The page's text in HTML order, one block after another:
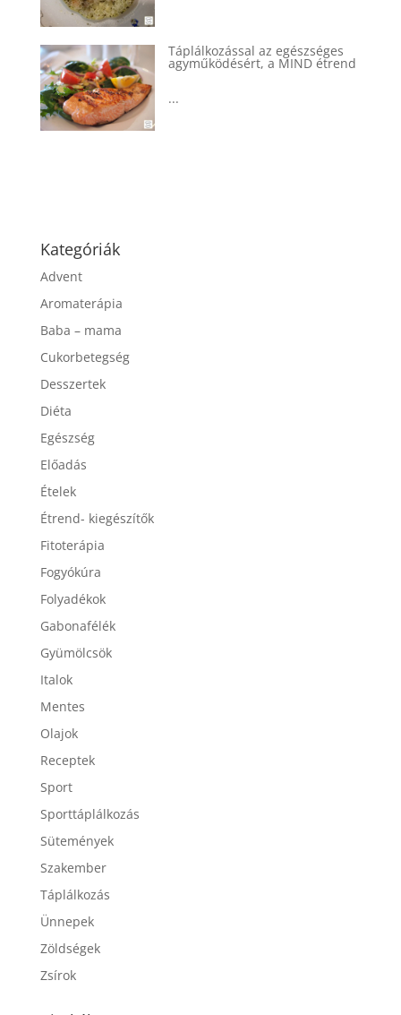
Táplálkozással az egészséges
agyműködésért, a MIND étrend
...
Kategóriák
Advent
Aromaterápia
Baba – mama
Cukorbetegség
Desszertek
Diéta
Egészség
Előadás
Ételek
Étrend- kiegészítők
Fitoterápia
Fogyókúra
Folyadékok
Gabonafélék
Gyümölcsök
Italok
Mentes
Olajok
Receptek
Sport
Sporttáplálkozás
Sütemények
Szakember
Táplálkozás
Ünnepek
Zöldségek
Zsírok